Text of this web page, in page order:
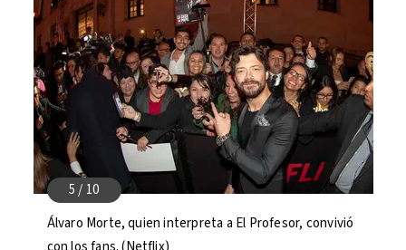
Álvaro Morte, quien interpreta a El Profesor, convivió